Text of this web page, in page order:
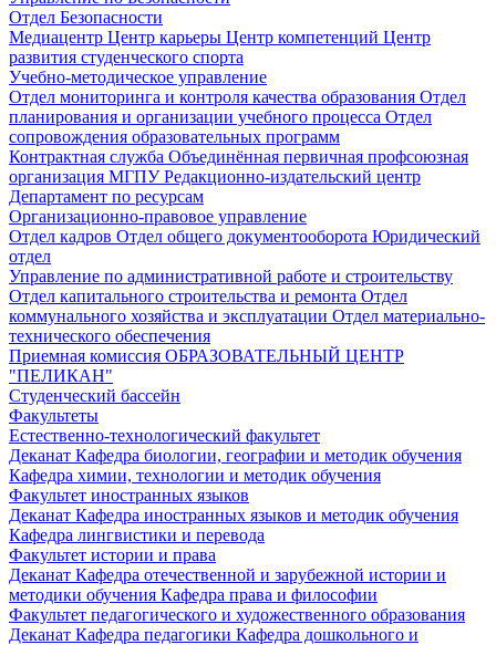
Отдел Безопасности
Медиацентр Центр карьеры Центр компетенций Центр
развития студенческого спорта
Учебно-методическое управление
Отдел мониторинга и контроля качества образования Отдел
планирования и организации учебного процесса Отдел
сопровождения образовательных программ
Контрактная служба Объединённая первичная профсоюзная
организация МГПУРедакционно-издательский центр
Департамент по ресурсам
Организационно-правовое управление
Отдел кадров Отдел общего документооборота Юридический
отдел
Управление по административной работе и строительству
Отдел капитального строительства и ремонта Отдел
коммунального хозяйства и эксплуатации Отдел материально-
технического обеспечения
Приемная комиссия ОБРАЗОВАТЕЛЬНЫЙ ЦЕНТР
"ПЕЛИКАН"
Студенческий бассейн
Факультеты
Естественно-технологический факультет
Деканат Кафедра биологии, географии и методик обучения
Кафедра химии, технологии и методик обучения
Факультет иностранных языков
Деканат Кафедра иностранных языков и методик обучения
Кафедра лингвистики и перевода
Факультет истории и права
Деканат Кафедра отечественной и зарубежной истории и
методики обучения Кафедра права и философии
Факультет педагогического и художественного образования
Деканат Кафедра педагогики Кафедра дошкольного и